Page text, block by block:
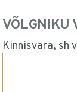
VÕLGNIKU
Kinnisvara, sh